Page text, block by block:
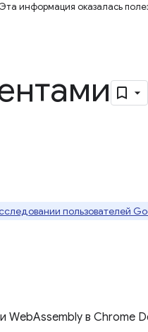
Эта информация оказалась
пользователей
WebAssembly в Chrome